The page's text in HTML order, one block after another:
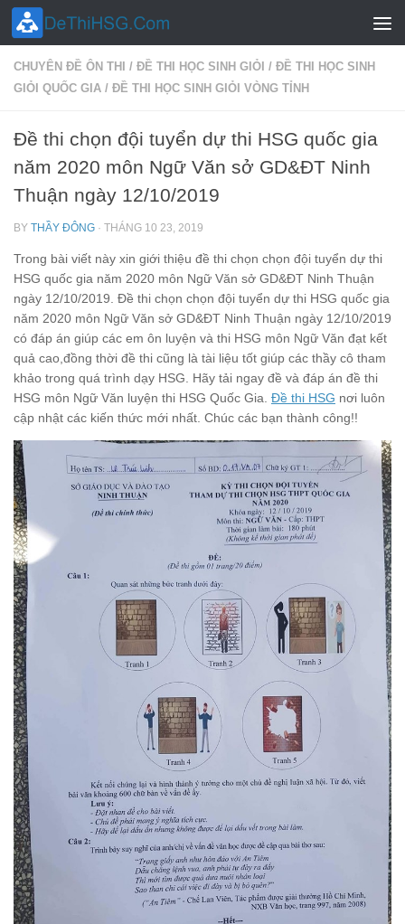
Skip to content
CHUYÊN ĐỀ ÔN THI / ĐỀ THI HỌC SINH GIỎI / ĐỀ THI HỌC SINH
GIỎI QUỐC GIA / ĐỀ THI HỌC SINH GIỎI VÒNG TỈNH
Đề thi chọn đội tuyển dự thi HSG quốc gia
năm 2020 môn Ngữ Văn sở GD&ĐT Ninh
Thuận ngày 12/10/2019
BY THẦY ĐÔNG · THÁNG 10 23, 2019
Trong bài viết này xin giới thiệu đề thi chọn chọn đội tuyển dự thi
HSG quốc gia năm 2020 môn Ngữ Văn sở GD&ĐT Ninh Thuận
ngày 12/10/2019. Đề thi chọn chọn đội tuyển dự thi HSG quốc gia
năm 2020 môn Ngữ Văn sở GD&ĐT Ninh Thuận ngày 12/10/2019
có đáp án giúp các em ôn luyện và thi HSG môn Ngữ Văn đạt kết
quả cao,đồng thời đề thi cũng là tài liệu tốt giúp các thầy cô tham
khảo trong quá trình dạy HSG. Hãy tải ngay đề và đáp án đề thi
HSG môn Ngữ Văn luyện thi HSG Quốc Gia. Đề thi HSG nơi luôn
cập nhật các kiến thức mới nhất. Chúc các bạn thành công!!